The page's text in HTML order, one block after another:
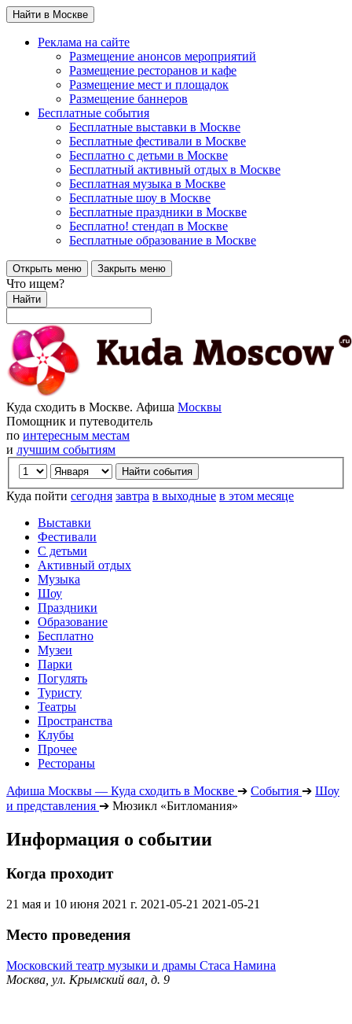
Найти в Москве
Реклама на сайте
Размещение анонсов мероприятий
Размещение ресторанов и кафе
Размещение мест и площадок
Размещение баннеров
Бесплатные события
Бесплатные выставки в Москве
Бесплатные фестивали в Москве
Бесплатно с детьми в Москве
Бесплатный активный отдых в Москве
Бесплатная музыка в Москве
Бесплатные шоу в Москве
Бесплатные праздники в Москве
Бесплатно! стендап в Москве
Бесплатные образование в Москве
Открыть меню Закрыть меню
Что ищем?
Найти
Куда сходить в Москве. Афиша Москвы
Помощник и путеводитель
по интересным местам
и лучшим событиям
Куда пойти сегодня завтра в выходные в этом месяце
Выставки
Фестивали
С детьми
Активный отдых
Музыка
Шоу
Праздники
Образование
Бесплатно
Музеи
Парки
Погулять
Туристу
Театры
Пространства
Клубы
Прочее
Рестораны
Афиша Москвы — Куда сходить в Москве ➔ События ➔ Шоу
и представления ➔ Мюзикл «Битломания»
Информация о событии
Когда проходит
21 мая и 10 июня 2021 г. 2021-05-21 2021-05-21
Место проведения
Московский театр музыки и драмы Стаса Намина
Москва, ул. Крымский вал, д. 9